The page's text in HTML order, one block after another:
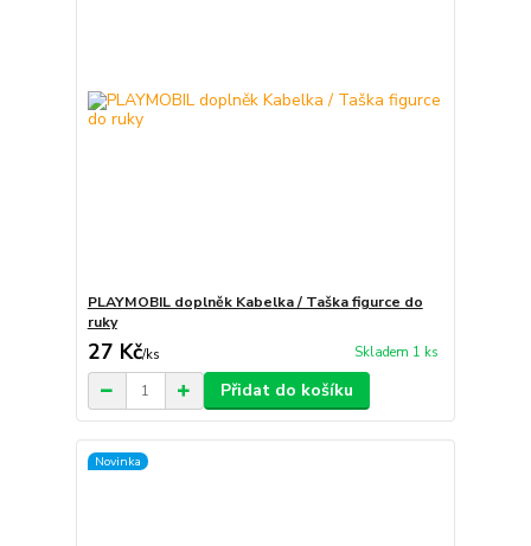
PLAYMOBIL doplněk Kabelka / Taška figurce do
ruky
27 Kč/ks Skladem 1 ks
Přidat do košíku
Novinka